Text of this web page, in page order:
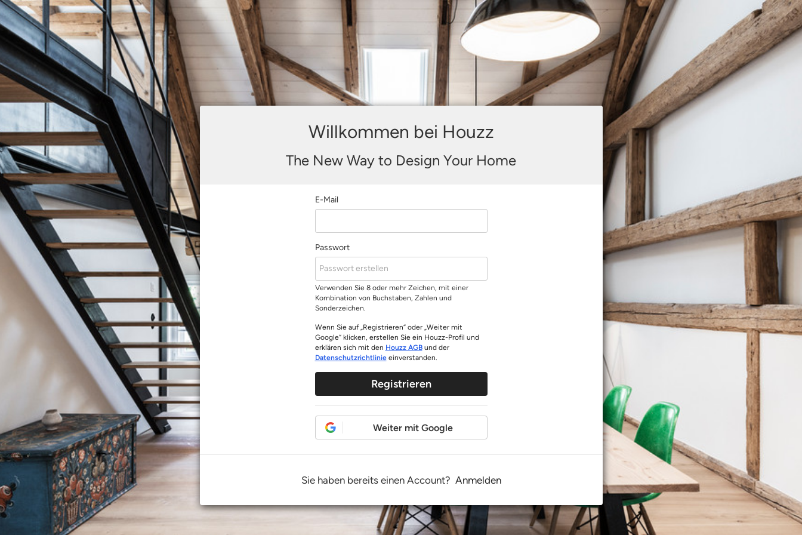
Willkommen bei Houzz
The New Way to Design Your Home
E-Mail
Passwort
Verwenden Sie 8 oder mehr Zeichen, mit einer
Kombination von Buchstaben, Zahlen und
Sonderzeichen.
Wenn Sie auf „Registrieren“ oder „Weiter mit
Google“ klicken, erstellen Sie ein Houzz-Profil und
erklären sich mit den Houzz AGBund der
Datenschutzrichtlinieeinverstanden.
Registrieren
Weiter mit Google
Sie haben bereits einen Account? Anmelden